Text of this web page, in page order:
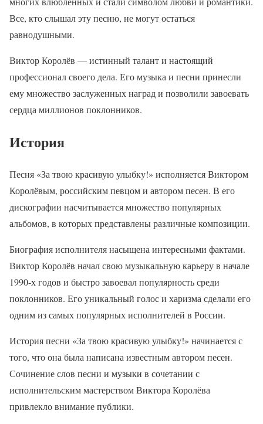
Все, кто слышал эту песню, не могут остаться
равнодушными.
Виктор Королёв — истинный талант и настоящий
профессионал своего дела. Его музыка и песни принесли
ему множество заслуженных наград и позволили завоевать
сердца миллионов поклонников.
История
Песня «За твою красивую улыбку!» исполняется Виктором
Королёвым, российским певцом и автором песен. В его
дискографии насчитывается множество популярных
альбомов, в которых представлены различные композиции.
Биография исполнителя насыщена интересными фактами.
Виктор Королёв начал свою музыкальную карьеру в начале
1990-х годов и быстро завоевал популярность среди
поклонников. Его уникальный голос и харизма сделали его
одним из самых популярных исполнителей в России.
История песни «За твою красивую улыбку!» начинается с
того, что она была написана известным автором песен.
Сочинение слов песни и музыки в сочетании с
исполнительским мастерством Виктора Королёва
привлекло внимание публики.